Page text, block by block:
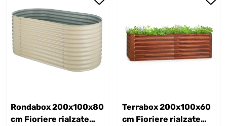
Rondabox 200x100x80
cm Fioriere rialzate
Terrabox 200x100x60
cm Fioriere rialzate